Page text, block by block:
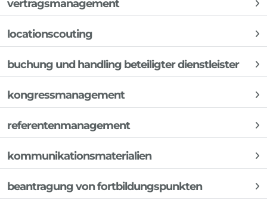
vertragsmanagement
locationscouting
buchung und handling beteiligter dienstleister
kongressmanagement
referentenmanagement
kommunikationsmaterialien
beantragung von fortbildungspunkten